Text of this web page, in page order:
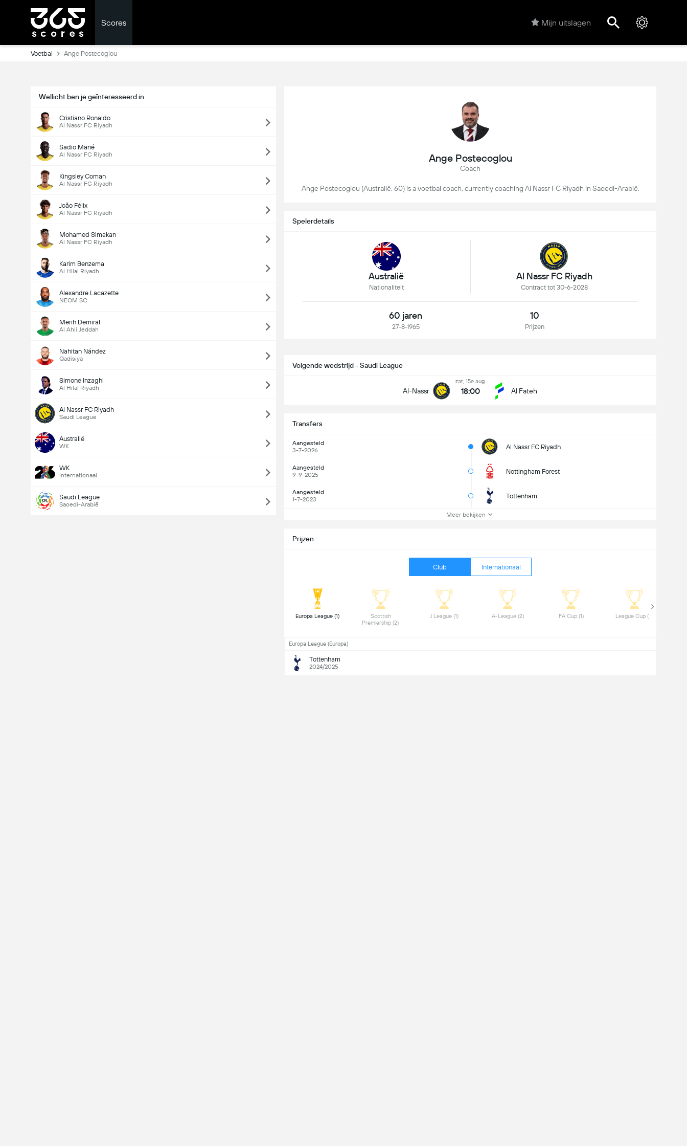
Scores Mijn uitslagen
Voetbal Ange Postecoglou
Wellicht ben je geïnteresseerd in
Cristiano Ronaldo
Al Nassr FC Riyadh
Sadio Mané
Al Nassr FC Riyadh
Kingsley Coman
Al Nassr FC Riyadh
João Félix
Al Nassr FC Riyadh
Mohamed Simakan
Al Nassr FC Riyadh
Karim Benzema
Al Hilal Riyadh
Alexandre Lacazette
NEOM SC
Merih Demiral
Al Ahli Jeddah
Nahitan Nández
Qadisiya
Simone Inzaghi
Al Hilal Riyadh
Al Nassr FC Riyadh
Saudi League
Australië
WK
WK
Internationaal
Saudi League
Saoedi-Arabië
Ange Postecoglou
Coach
Ange Postecoglou (Australië, 60) is a voetbal coach, currently coaching Al Nassr FC Riyadh in Saoedi-Arabië.
Spelerdetails
Australië
Nationaliteit
Al Nassr FC Riyadh
Contract tot 30-6-2028
60 jaren
27-8-1965
10
Prijzen
Volgende wedstrijd - Saudi League
Al-Nassr
zat, 15e aug.
18:00 Al Fateh
Transfers
Aangesteld
3-7-2026
Al Nassr FC Riyadh
Aangesteld
9-9-2025
Nottingham Forest
Aangesteld
1-7-2023
Tottenham
Meer bekijken
Prijzen
Club Internationaal
Scottish
Premiership (2)
A-League (2) FA Cup (1)
Europa League (Europa)
Tottenham
2024/2025